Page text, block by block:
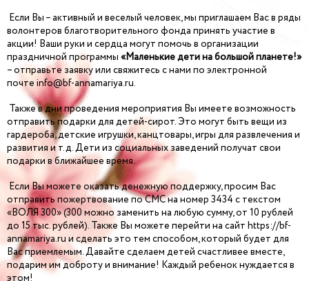
Если Вы – активный и веселый человек, мы приглашаем Вас в ряды
волонтеров благотворительного фонда принять участие в
акции! Ваши руки и сердца могут помочь в организации
праздничной программы «Маленькие дети на большой планете!»
– отправьте заявку или свяжитесь с нами по электронной
почте info@bf-annamariya.ru.
Также в дни проведения мероприятия Вы имеете возможность
отправить подарки для детей-сирот. Это могут быть вещи из
гардероба, детские игрушки, канцтовары, игры для развлечения и
развития и т.д. Дети из социальных заведений получат свои
подарки в ближайшее время.
Если Вы можете оказать денежную поддержку, просим Вас
отправить пожертвование по СМС на номер 3434 с текстом
«ВОЛЯ 300» (300 можно заменить на любую сумму, от 10 рублей
до 15 тыс. рублей). Также Вы можете перейти на сайт https://bf-
annamariya.ru и сделать это тем способом, который будет для
Вас приемлемым. Давайте сделаем детей счастливее вместе,
подарим им доброту и внимание! Каждый ребенок нуждается в
этом!